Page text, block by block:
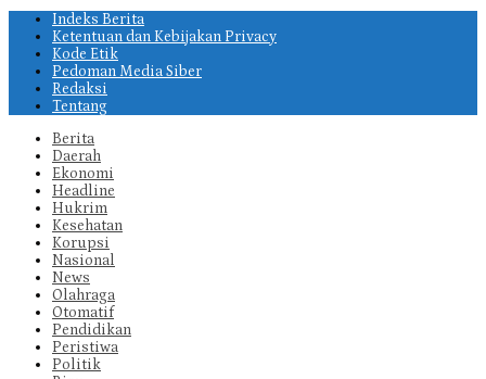
Indeks Berita
Ketentuan dan Kebijakan Privacy
Kode Etik
Pedoman Media Siber
Redaksi
Tentang
Berita
Daerah
Ekonomi
Headline
Hukrim
Kesehatan
Korupsi
Nasional
News
Olahraga
Otomatif
Pendidikan
Peristiwa
Politik